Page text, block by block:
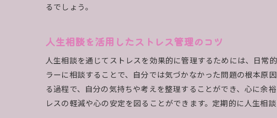
感情
共感
るでしょう。
人生相談を活用したストレス管理のコツ
人生相談を通じてストレスを効果的に管理するためには、日常
ラーに相談することで、自分では気づかなかった問題の根本原
る過程で、自分の気持ちや考えを整理することができ、心に余
レスの軽減や心の安定を図ることができます。定期的に人生相